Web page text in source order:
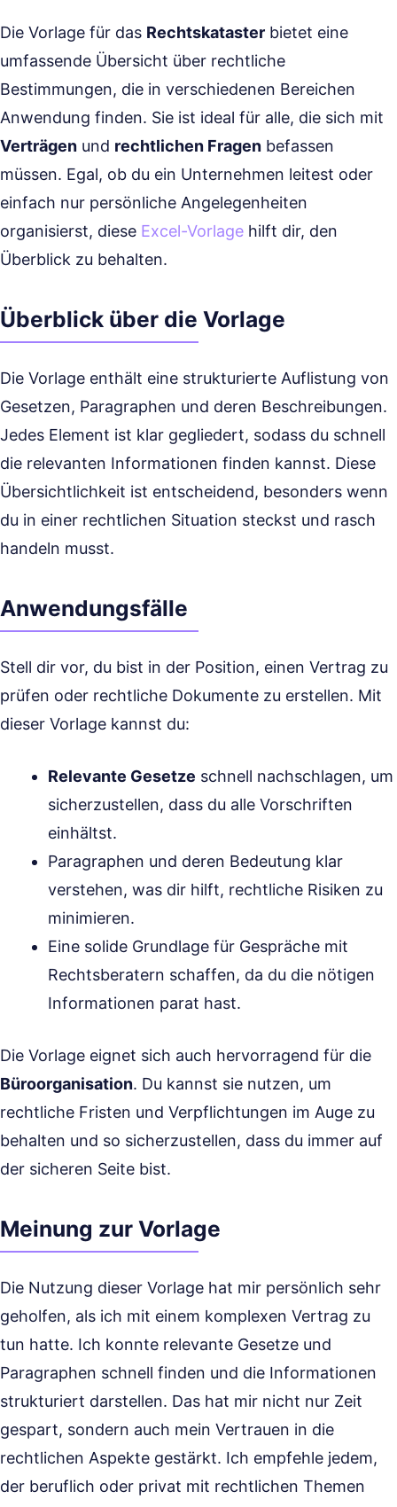
Die Vorlage für das Rechtskataster bietet eine
umfassende Übersicht über rechtliche
Bestimmungen, die in verschiedenen Bereichen
Anwendung finden. Sie ist ideal für alle, die sich mit
Verträgen und rechtlichen Fragen befassen
müssen. Egal, ob du ein Unternehmen leitest oder
einfach nur persönliche Angelegenheiten
organisierst, diese Excel-Vorlage hilft dir, den
Überblick zu behalten.
Überblick über die Vorlage
Die Vorlage enthält eine strukturierte Auflistung von
Gesetzen, Paragraphen und deren Beschreibungen.
Jedes Element ist klar gegliedert, sodass du schnell
die relevanten Informationen finden kannst. Diese
Übersichtlichkeit ist entscheidend, besonders wenn
du in einer rechtlichen Situation steckst und rasch
handeln musst.
Anwendungsfälle
Stell dir vor, du bist in der Position, einen Vertrag zu
prüfen oder rechtliche Dokumente zu erstellen. Mit
dieser Vorlage kannst du:
Relevante Gesetze schnell nachschlagen, um
sicherzustellen, dass du alle Vorschriften
einhältst.
Paragraphen und deren Bedeutung klar
verstehen, was dir hilft, rechtliche Risiken zu
minimieren.
Eine solide Grundlage für Gespräche mit
Rechtsberatern schaffen, da du die nötigen
Informationen parat hast.
Die Vorlage eignet sich auch hervorragend für die
Büroorganisation. Du kannst sie nutzen, um
rechtliche Fristen und Verpflichtungen im Auge zu
behalten und so sicherzustellen, dass du immer auf
der sicheren Seite bist.
Meinung zur Vorlage
Die Nutzung dieser Vorlage hat mir persönlich sehr
geholfen, als ich mit einem komplexen Vertrag zu
tun hatte. Ich konnte relevante Gesetze und
Paragraphen schnell finden und die Informationen
strukturiert darstellen. Das hat mir nicht nur Zeit
gespart, sondern auch mein Vertrauen in die
rechtlichen Aspekte gestärkt. Ich empfehle jedem,
der beruflich oder privat mit rechtlichen Themen